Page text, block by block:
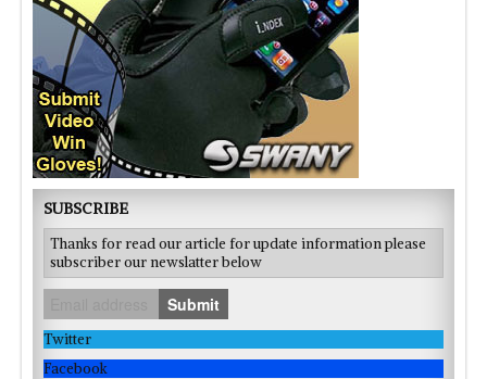
SUBSCRIBE
Thanks for read our article for update information please
subscriber our newslatter below
Submit
Twitter
Facebook